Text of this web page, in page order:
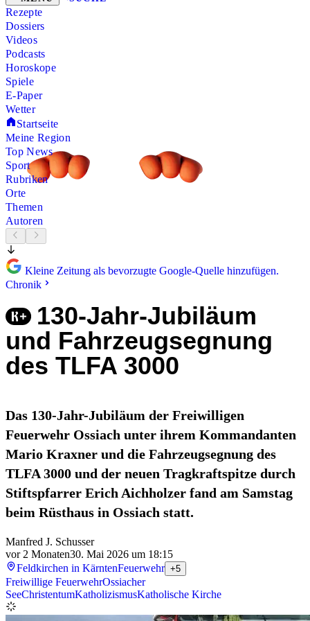
Rezepte
Dossiers
Videos
Podcasts
Horoskope
Spiele
E-Paper
Wetter
Startseite
Meine Region
Top News
Sport
Rubriken
Orte
Themen
Autoren
Kleine Zeitung als bevorzugte Google-Quelle hinzufügen.
Chronik
130-Jahr-Jubiläum
und Fahrzeugsegnung
des TLFA 3000
Das 130-Jahr-Jubiläum der Freiwilligen
Feuerwehr Ossiach unter ihrem Kommandanten
Mario Kraxner und die Fahrzeugsegnung des
TLFA 3000 und der neuen Tragkraftspitze durch
Stiftspfarrer Erich Aichholzer fand am Samstag
beim Rüsthaus in Ossiach statt.
Manfred J. Schusser
vor 2 Monaten30. Mai 2026 um 18:15
Feldkirchen in KärntenFeuerwehr +5
Freiwillige FeuerwehrOssiacher
SeeChristentumKatholizismusKatholische Kirche